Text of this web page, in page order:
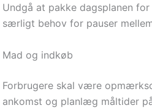
Undgå at pakke dagsplanen
særligt behov for pauser
Mad og indkøb
Forbrugere skal være
ankomst og planlæg måltider